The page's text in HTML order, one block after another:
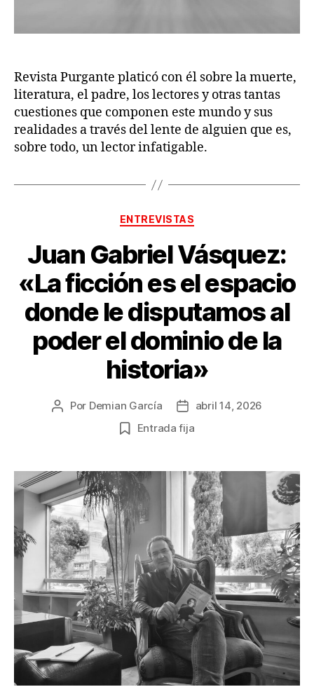
Revista Purgante platicó con él sobre la muerte,
literatura, el padre, los lectores y otras tantas
cuestiones que componen este mundo y sus
realidades a través del lente de alguien que es,
sobre todo, un lector infatigable.
Categorías
ENTREVISTAS
Juan Gabriel Vásquez:
«La ficción es el espacio
donde le disputamos al
poder el dominio de la
historia»
Autor
Por Demian García
Fecha
de
la
abril 14, 2026
Entrada fija